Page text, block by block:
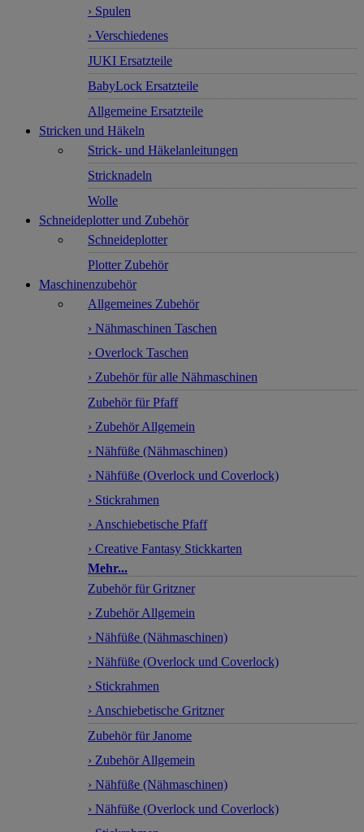
› Spulen
› Verschiedenes
JUKI Ersatzteile
BabyLock Ersatzteile
Allgemeine Ersatzteile
Stricken und Häkeln
Strick- und Häkelanleitungen
Stricknadeln
Wolle
Schneideplotter und Zubehör
Schneideplotter
Plotter Zubehör
Maschinenzubehör
Allgemeines Zubehör
› Nähmaschinen Taschen
› Overlock Taschen
› Zubehör für alle Nähmaschinen
Zubehör für Pfaff
› Zubehör Allgemein
› Nähfüße (Nähmaschinen)
› Nähfüße (Overlock und Coverlock)
› Stickrahmen
› Anschiebetische Pfaff
› Creative Fantasy Stickkarten
Mehr...
Zubehör für Gritzner
› Zubehör Allgemein
› Nähfüße (Nähmaschinen)
› Nähfüße (Overlock und Coverlock)
› Stickrahmen
› Anschiebetische Gritzner
Zubehör für Janome
› Zubehör Allgemein
› Nähfüße (Nähmaschinen)
› Nähfüße (Overlock und Coverlock)